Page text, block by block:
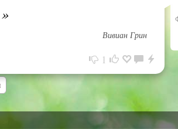
»
Вивиан Грин
1